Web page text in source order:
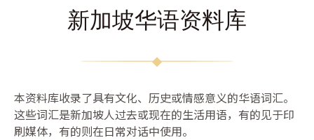
新加坡华语资料库
本资料库收录了具有文化、历史或情感意义的华语词汇。
这些词汇是新加坡人过去或现在的生活用语，有的见于印
刷媒体，有的则在日常对话中使用。